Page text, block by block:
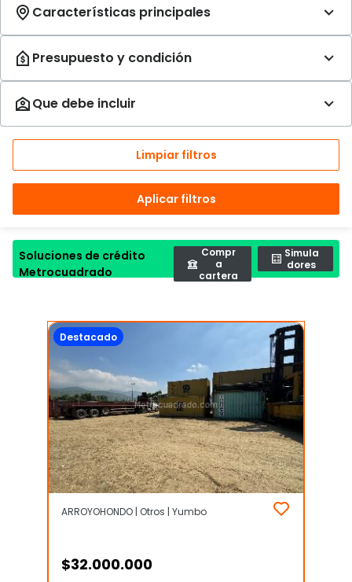
Limpiar filtros
Aplicar filtros
Soluciones de crédito
Metrocuadrado
Compr
a
cartera
Simula
dores
Destacado
ARROYOHONDO | Otros | Yumbo
$32.000.000